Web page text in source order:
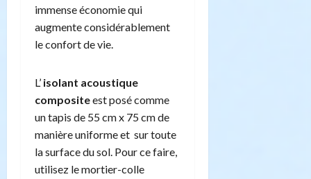
immense économie qui
augmente considérablement
le confort de vie.
L’ isolant acoustique
compositeest posé comme
un tapis de 55 cm x 75 cm de
manière uniforme et sur toute
la surface du sol. Pour ce faire,
utilisez le mortier-colle